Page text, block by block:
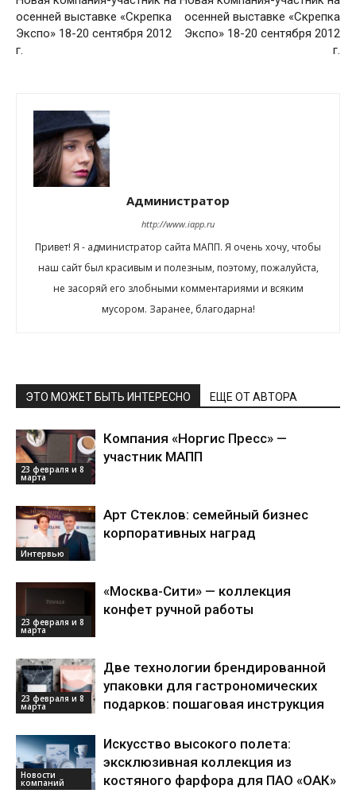
осенней выставке «Скрепка
Экспо» 18-20 сентября 2012
г.
осенней выставке «Скрепка
Экспо» 18-20 сентября 2012
г.
Администратор
http://www.iapp.ru
Привет! Я - администратор сайта МАПП. Я очень хочу, чтобы
наш сайт был красивым и полезным, поэтому, пожалуйста,
не засоряй его злобными комментариями и всяким
мусором. Заранее, благодарна!
ЭТО МОЖЕТ БЫТЬ ИНТЕРЕСНО ЕЩЕ ОТ АВТОРА
23 февраля и 8
марта
Компания «Норгис Пресс» —
участник МАПП
Интервью
Арт Стеклов: семейный бизнес
корпоративных наград
23 февраля и 8
марта
«Москва-Сити» — коллекция
конфет ручной работы
23 февраля и 8
марта
Две технологии брендированной
упаковки для гастрономических
подарков: пошаговая инструкция
Новости
компаний
Искусство высокого полета:
эксклюзивная коллекция из
костяного фарфора для ПАО «ОАК»